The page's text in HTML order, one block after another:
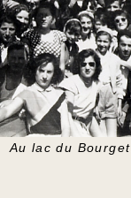
Au lac du Bourget